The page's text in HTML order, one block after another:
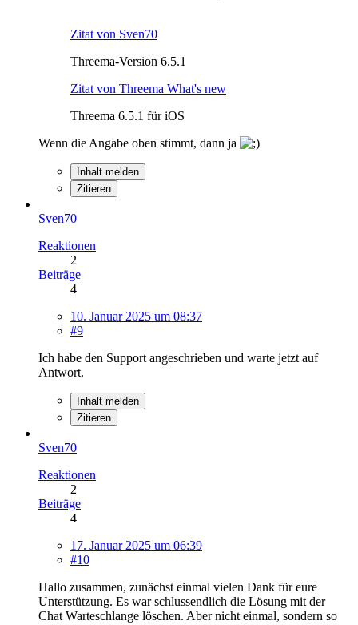
Zitat von Sven70
Threema-Version 6.5.1
Zitat von Threema What's new
Threema 6.5.1 für iOS
Wenn die Angabe oben stimmt, dann ja
Inhalt melden
Zitieren
Sven70
Reaktionen
2
Beiträge
4
10. Januar 2025 um 08:37
#9
Ich habe den Support angeschrieben und warte jetzt auf
Antwort.
Inhalt melden
Zitieren
Sven70
Reaktionen
2
Beiträge
4
17. Januar 2025 um 06:39
#10
Hallo zusammen, zunächst einmal vielen Dank für eure
Unterstützung. Es war schlussendlich die Lösung mit der
Chat Warteschlange löschen. Aber nicht einmal, sondern so